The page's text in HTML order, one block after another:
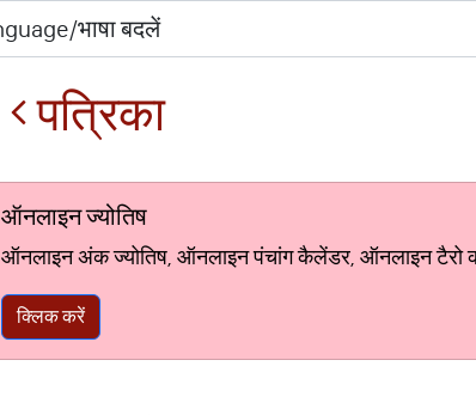
पत्रिका
ऑनलाइन ज्योतिष
ऑनलाइन अंक ज्योतिष, ऑनलाइन पंचांग कैलेंडर, ऑनलाइन टैरो
क्लिक करें